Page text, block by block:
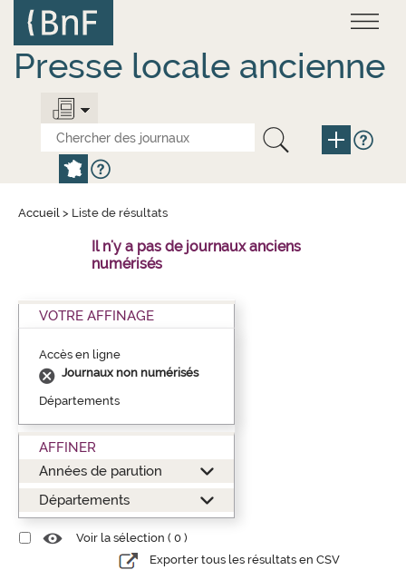
contenu
principal
Presse locale ancienne
Accueil > Liste de résultats
Il n'y a pas de journaux anciens
numérisés
VOTRE AFFINAGE
Accès en ligne
Journaux non numérisés
Départements
AFFINER
Années de parution
Départements
Voir la sélection ( 0 )
Exporter tous les résultats en CSV
Panneau de gestion des cookies